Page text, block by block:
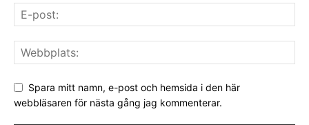
Spara mitt namn, e-post och hemsida i den här
webbläsaren för nästa gång jag kommenterar.